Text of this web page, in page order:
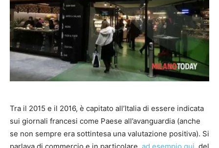
Tra il 2015 e il 2016, è capitato all’Italia di essere indicata
sui giornali francesi come Paese all’avanguardia (anche
se non sempre era sottintesa una valutazione positiva). Si
parlava di commercio e in particolare, ad esempio qui, del